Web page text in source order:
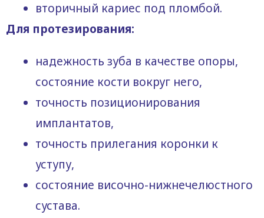
вторичный кариес под пломбой.
Для протезирования:
надежность зуба в качестве опоры,
состояние кости вокруг него,
точность позиционирования
имплантатов,
точность прилегания коронки к
уступу,
состояние височно-нижнечелюстного
сустава.